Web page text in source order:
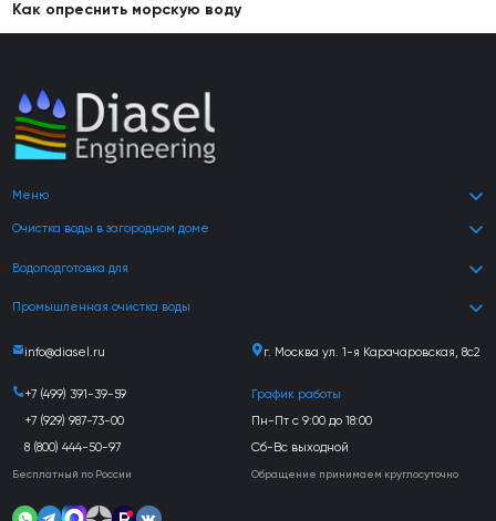
Как опреснить морскую воду
Меню
Очистка воды в загородном доме
Водоподготовка для
Промышленная очистка воды
info@diasel.ru г. Москва ул. 1-я Карачаровская, 8с2
+7 (499) 391-39-59
+7 (929) 987-73-00
8 (800) 444-50-97
Бесплатный по России
График работы
Пн-Пт с 9:00 до 18:00
Сб-Вс выходной
Обращение принимаем круглосуточно